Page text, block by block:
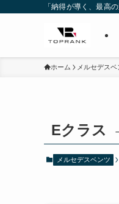
「納得が導く、最高
ホーム メルセデスベ
Eクラス
メルセデスベンツ